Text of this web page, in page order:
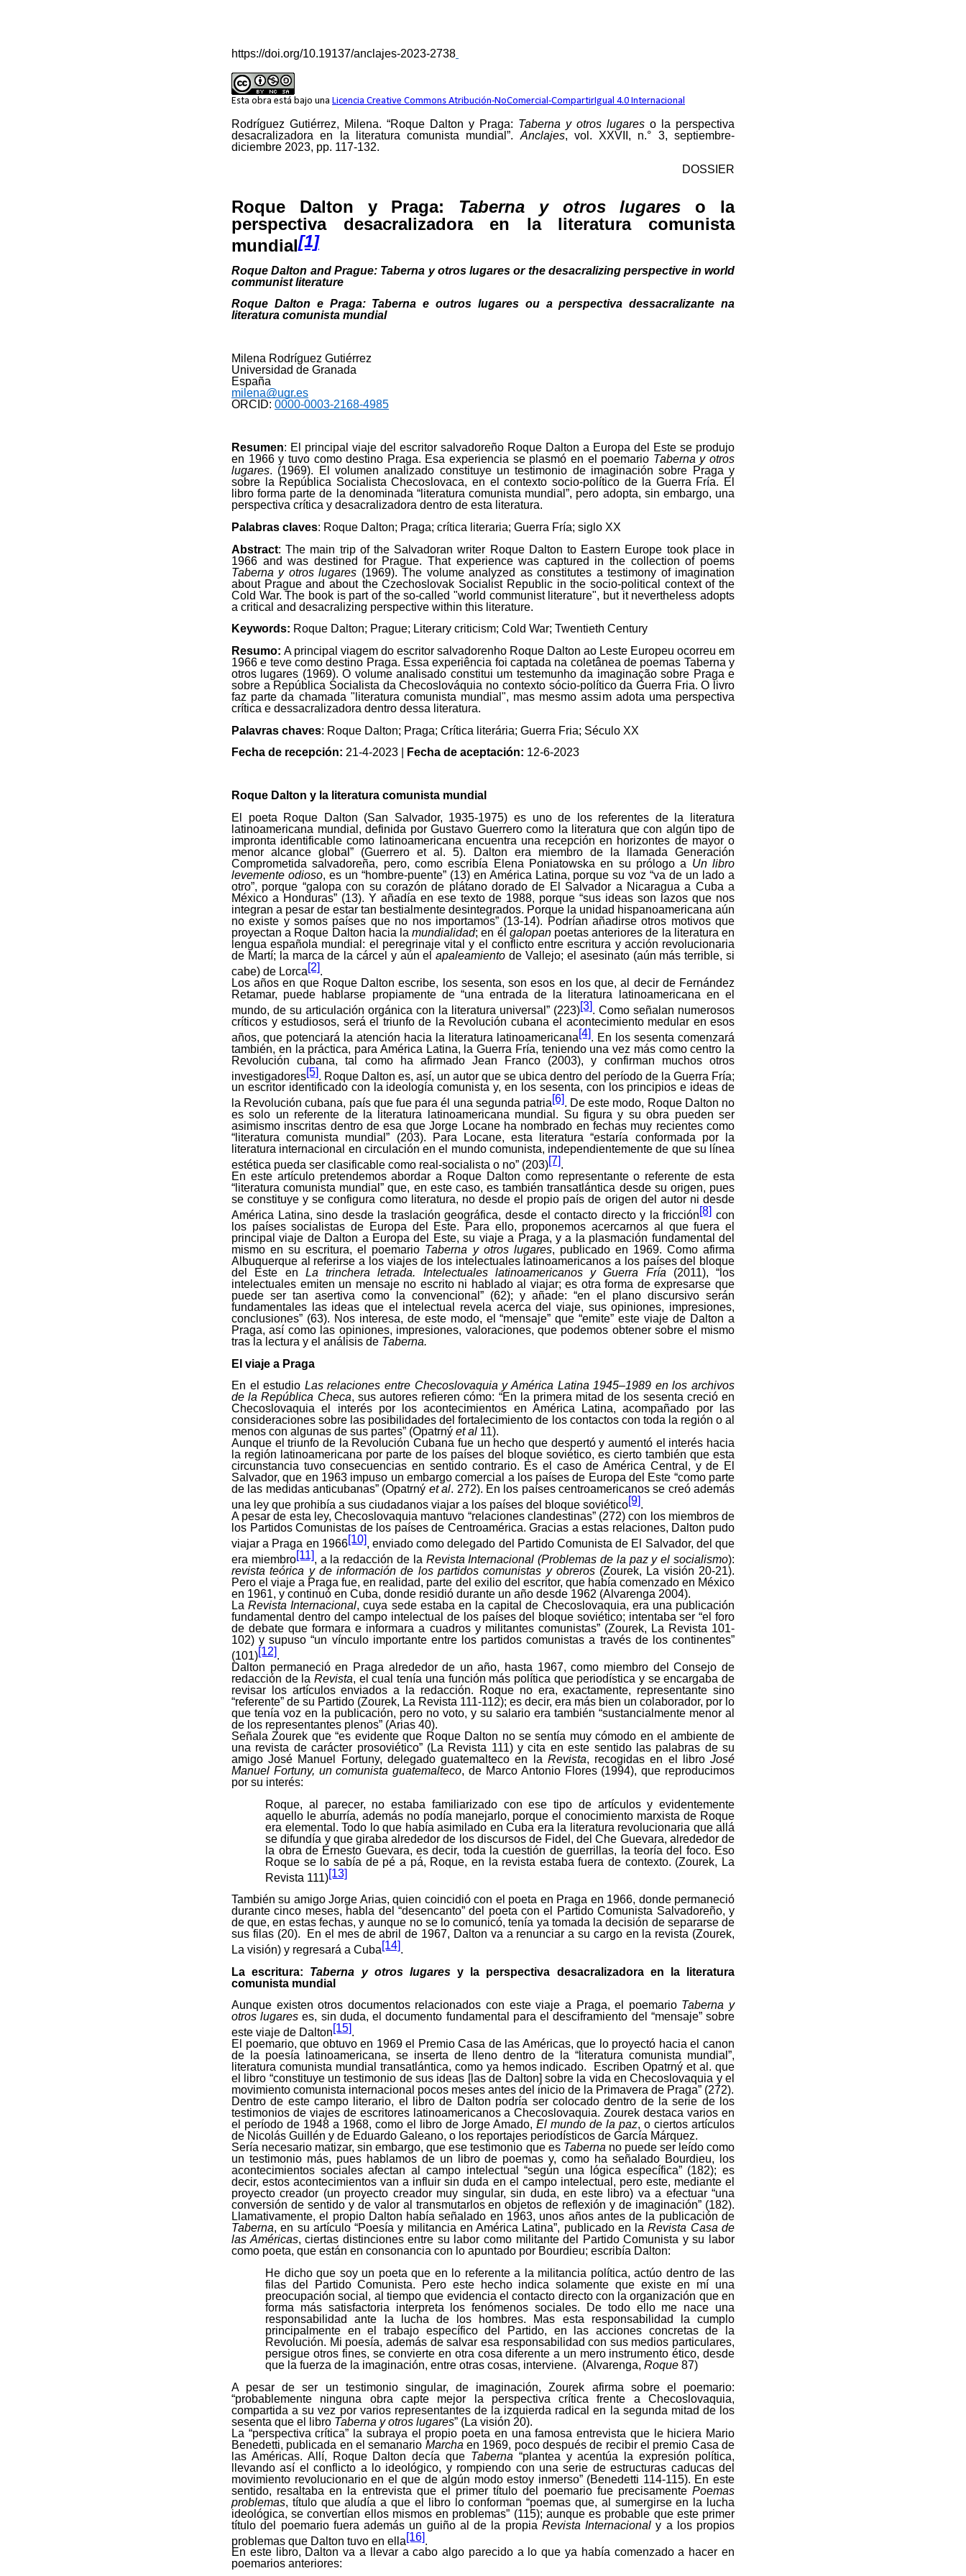
https://doi.org/10.19137/anclajes-2023-2738
Esta obra está bajo una Licencia Creative Commons Atribución-NoComercial-CompartirIgual 4.0 Internacional
Rodríguez Gutiérrez, Milena. “Roque Dalton y Praga: Taberna y otros lugares o la perspectiva
desacralizadora en la literatura comunista mundial”. Anclajes, vol. XXVII, n.° 3, septiembre-
diciembre 2023, pp. 117-132.
DOSSIER
Roque Dalton y Praga: Taberna y otros lugares o la
perspectiva desacralizadora en la literatura comunista
mundial[1]
Roque Dalton and Prague: Taberna y otros lugares or the desacralizing perspective in world
communist literature
Roque Dalton e Praga: Taberna e outros lugares ou a perspectiva dessacralizante na
literatura comunista mundial
Milena Rodríguez Gutiérrez
Universidad de Granada
España
milena@ugr.es
ORCID: 0000-0003-2168-4985
Resumen: El principal viaje del escritor salvadoreño Roque Dalton a Europa del Este se produjo
en 1966 y tuvo como destino Praga. Esa experiencia se plasmó en el poemario Taberna y otros
lugares. (1969). El volumen analizado constituye un testimonio de imaginación sobre Praga y
sobre la República Socialista Checoslovaca, en el contexto socio-político de la Guerra Fría. El
libro forma parte de la denominada “literatura comunista mundial”, pero adopta, sin embargo, una
perspectiva crítica y desacralizadora dentro de esta literatura.
Palabras claves: Roque Dalton; Praga; crítica literaria; Guerra Fría; siglo XX
Abstract: The main trip of the Salvadoran writer Roque Dalton to Eastern Europe took place in
1966 and was destined for Prague. That experience was captured in the collection of poems
Taberna y otros lugares (1969). The volume analyzed as constitutes a testimony of imagination
about Prague and about the Czechoslovak Socialist Republic in the socio-political context of the
Cold War. The book is part of the so-called "world communist literature", but it nevertheless adopts
a critical and desacralizing perspective within this literature.
Keywords: Roque Dalton; Prague; Literary criticism; Cold War; Twentieth Century
Resumo: A principal viagem do escritor salvadorenho Roque Dalton ao Leste Europeu ocorreu em
1966 e teve como destino Praga. Essa experiência foi captada na coletânea de poemas Taberna y
otros lugares (1969). O volume analisado constitui um testemunho da imaginação sobre Praga e
sobre a República Socialista da Checoslováquia no contexto sócio-político da Guerra Fria. O livro
faz parte da chamada "literatura comunista mundial", mas mesmo assim adota uma perspectiva
crítica e dessacralizadora dentro dessa literatura.
Palavras chaves: Roque Dalton; Praga; Crítica literária; Guerra Fria; Século XX
Fecha de recepción: 21-4-2023 | Fecha de aceptación: 12-6-2023
Roque Dalton y la literatura comunista mundial
El poeta Roque Dalton (San Salvador, 1935-1975) es uno de los referentes de la literatura
latinoamericana mundial, definida por Gustavo Guerrero como la literatura que con algún tipo de
impronta identificable como latinoamericana encuentra una recepción en horizontes de mayor o
menor alcance global” (Guerrero et al. 5). Dalton era miembro de la llamada Generación
Comprometida salvadoreña, pero, como escribía Elena Poniatowska en su prólogo a Un libro
levemente odioso, es un “hombre-puente” (13) en América Latina, porque su voz “va de un lado a
otro”, porque “galopa con su corazón de plátano dorado de El Salvador a Nicaragua a Cuba a
México a Honduras” (13). Y añadía en ese texto de 1988, porque “sus ideas son lazos que nos
integran a pesar de estar tan bestialmente desintegrados. Porque la unidad hispanoamericana aún
no existe y somos países que no nos importamos” (13-14). Podrían añadirse otros motivos que
proyectan a Roque Dalton hacia lamundialidad; en él galopanpoetas anteriores de la literatura en
lengua española mundial: el peregrinaje vital y el conflicto entre escritura y acción revolucionaria
de Martí; la marca de la cárcel y aún elapaleamiento de Vallejo; el asesinato (aún más terrible, si
cabe) de Lorca[2].
Los años en que Roque Dalton escribe, los sesenta, son esos en los que, al decir de Fernández
Retamar, puede hablarse propiamente de “una entrada de la literatura latinoamericana en el
mundo, de su articulación orgánica con la literatura universal” (223)[3]. Como señalan numerosos
críticos y estudiosos, será el triunfo de la Revolución cubana el acontecimiento medular en esos
años, que potenciará la atención hacia la literatura latinoamericana[4]. En los sesenta comenzará
también, en la práctica, para América Latina, la Guerra Fría, teniendo una vez más como centro la
Revolución cubana, tal como ha afirmado Jean Franco (2003), y confirman muchos otros
investigadores[5]. Roque Dalton es, así, un autor que se ubica dentro del período de la Guerra Fría;
un escritor identificado con la ideología comunista y, en los sesenta, con los principios e ideas de
la Revolución cubana, país que fue para él una segunda patria[6]. De este modo, Roque Dalton no
es solo un referente de la literatura latinoamericana mundial. Su figura y su obra pueden ser
asimismo inscritas dentro de esa que Jorge Locane ha nombrado en fechas muy recientes como
“literatura comunista mundial” (203). Para Locane, esta literatura “estaría conformada por la
literatura internacional en circulación en el mundo comunista, independientemente de que su línea
estética pueda ser clasificable como real-socialista o no” (203)[7].
En este artículo pretendemos abordar a Roque Dalton como representante o referente de esta
“literatura comunista mundial” que, en este caso, es también transatlántica desde su origen, pues
se constituye y se configura como literatura, no desde el propio país de origen del autor ni desde
América Latina, sino desde la traslación geográfica, desde el contacto directo y la fricción[8] con
los países socialistas de Europa del Este. Para ello, proponemos acercarnos al que fuera el
principal viaje de Dalton a Europa del Este, su viaje a Praga, y a la plasmación fundamental del
mismo en su escritura, el poemario Taberna y otros lugares, publicado en 1969. Como afirma
Albuquerque al referirse a los viajes de los intelectuales latinoamericanos a los países del bloque
del Este en La trinchera letrada. Intelectuales latinoamericanos y Guerra Fría (2011), “los
intelectuales emiten un mensaje no escrito ni hablado al viajar; es otra forma de expresarse que
puede ser tan asertiva como la convencional” (62); y añade: “en el plano discursivo serán
fundamentales las ideas que el intelectual revela acerca del viaje, sus opiniones, impresiones,
conclusiones” (63). Nos interesa, de este modo, el “mensaje” que “emite” este viaje de Dalton a
Praga, así como las opiniones, impresiones, valoraciones, que podemos obtener sobre el mismo
tras la lectura y el análisis de Taberna.
El viaje a Praga
En el estudio Las relaciones entre Checoslovaquia y América Latina 1945–1989 en los archivos
de la República Checa, sus autores refieren cómo: “En la primera mitad de los sesenta creció en
Checoslovaquia el interés por los acontecimientos en América Latina, acompañado por las
consideraciones sobre las posibilidades del fortalecimiento de los contactos con toda la región o al
menos con algunas de sus partes” (Opatrný et al 11).
Aunque el triunfo de la Revolución Cubana fue un hecho que despertó y aumentó el interés hacia
la región latinoamericana por parte de los países del bloque soviético, es cierto también que esta
circunstancia tuvo consecuencias en sentido contrario. Es el caso de América Central, y de El
Salvador, que en 1963 impuso un embargo comercial a los países de Europa del Este “como parte
de las medidas anticubanas” (Opatrný et al. 272). En los países centroamericanos se creó además
una ley que prohibía a sus ciudadanos viajar a los países del bloque soviético[9].
A pesar de esta ley, Checoslovaquia mantuvo “relaciones clandestinas” (272) con los miembros de
los Partidos Comunistas de los países de Centroamérica. Gracias a estas relaciones, Dalton pudo
viajar a Praga en 1966[10], enviado como delegado del Partido Comunista de El Salvador, del que
era miembro[11], a la redacción de la Revista Internacional (Problemas de la paz y el socialismo):
revista teórica y de información de los partidos comunistas y obreros(Zourek, La visión 20-21).
Pero el viaje a Praga fue, en realidad, parte del exilio del escritor, que había comenzado en México
en 1961, y continuó en Cuba, donde residió durante un año desde 1962 (Alvarenga 2004).
LaRevista Internacional, cuya sede estaba en la capital de Checoslovaquia, era una publicación
fundamental dentro del campo intelectual de los países del bloque soviético; intentaba ser “el foro
de debate que formara e informara a cuadros y militantes comunistas” (Zourek, La Revista 101-
102) y supuso “un vínculo importante entre los partidos comunistas a través de los continentes”
(101)[12].
Dalton permaneció en Praga alrededor de un año, hasta 1967, como miembro del Consejo de
redacción de laRevista, el cual tenía una función más política que periodística y se encargaba de
revisar los artículos enviados a la redacción. Roque no era, exactamente, representante sino
“referente” de su Partido (Zourek, La Revista 111-112); es decir, era más bien un colaborador, por lo
que tenía voz en la publicación, pero no voto, y su salario era también “sustancialmente menor al
de los representantes plenos” (Arias 40).
Señala Zourek que “es evidente que Roque Dalton no se sentía muy cómodo en el ambiente de
una revista de carácter prosoviético” (La Revista 111) y cita en este sentido las palabras de su
amigo José Manuel Fortuny, delegado guatemalteco en la Revista, recogidas en el libroJosé
Manuel Fortuny, un comunista guatemalteco, de Marco Antonio Flores (1994), que reproducimos
por su interés:
Roque, al parecer, no estaba familiarizado con ese tipo de artículos y evidentemente
aquello le aburría, además no podía manejarlo, porque el conocimiento marxista de Roque
era elemental. Todo lo que había asimilado en Cuba era la literatura revolucionaria que allá
se difundía y que giraba alrededor de los discursos de Fidel, del Che Guevara, alrededor de
la obra de Ernesto Guevara, es decir, toda la cuestión de guerrillas, la teoría del foco. Eso
Roque se lo sabía de pé a pá, Roque, en la revista estaba fuera de contexto. (Zourek, La
Revista 111)[13]
También su amigo Jorge Arias, quien coincidió con el poeta en Praga en 1966, donde permaneció
durante cinco meses, habla del “desencanto” del poeta con el Partido Comunista Salvadoreño, y
de que, en estas fechas, y aunque no se lo comunicó, tenía ya tomada la decisión de separarse de
sus filas (20). En el mes de abril de 1967, Dalton va a renunciar a su cargo en la revista (Zourek,
La visión) y regresará a Cuba[14].
La escritura: Taberna y otros lugaresy la perspectiva desacralizadora en la
literatura
comunista mundial
Aunque existen otros documentos relacionados con este viaje a Praga, el poemario Taberna y
otros lugares es, sin duda, el documento fundamental para el desciframiento del “mensaje” sobre
este viaje de Dalton[15].
El poemario, que obtuvo en 1969 el Premio Casa de las Américas, que lo proyectó hacia el canon
de la poesía latinoamericana, se inserta de lleno dentro de la “literatura comunista mundial”,
literatura comunista mundial transatlántica, como ya hemos indicado. Escriben Opatrný et al. que
el libro “constituye un testimonio de sus ideas [las de Dalton] sobre la vida en Checoslovaquia y el
movimiento comunista internacional pocos meses antes del inicio de la Primavera de Praga” (272).
Dentro de este campo literario, el libro de Dalton podría ser colocado dentro de la serie de los
testimonios de viajes de escritores latinoamericanos a Checoslovaquia. Zourek destaca varios en
el período de 1948 a 1968, como el libro de Jorge Amado,El mundo de la paz, o ciertos artículos
de Nicolás Guillén y de Eduardo Galeano, o los reportajes periodísticos de García Márquez.
Sería necesario matizar, sin embargo, que ese testimonio que es Taberna no puede ser leído como
un testimonio más, pues hablamos de un libro de poemas y, como ha señalado Bourdieu, los
acontecimientos sociales afectan al campo intelectual “según una lógica específica” (182); es
decir, estos acontecimientos van a influir sin duda en el campo intelectual, pero este, mediante el
proyecto creador (un proyecto creador muy singular, sin duda, en este libro) va a efectuar “una
conversión de sentido y de valor al transmutarlos en objetos de reflexión y de imaginación” (182).
Llamativamente, el propio Dalton había señalado en 1963, unos años antes de la publicación de
Taberna, en su artículo “Poesía y militancia en América Latina”, publicado en laRevista Casa de
las Américas, ciertas distinciones entre su labor como militante del Partido Comunista y su labor
como poeta, que están en consonancia con lo apuntado por Bourdieu; escribía Dalton:
He dicho que soy un poeta que en lo referente a la militancia política, actúo dentro de las
filas del Partido Comunista. Pero este hecho indica solamente que existe en mí una
preocupación social, al tiempo que evidencia el contacto directo con la organización que en
forma más satisfactoria interpreta los fenómenos sociales. De todo ello me nace una
responsabilidad ante la lucha de los hombres. Mas esta responsabilidad la cumplo
principalmente en el trabajo específico del Partido, en las acciones concretas de la
Revolución. Mi poesía, además de salvar esa responsabilidad con sus medios particulares,
persigue otros fines, se convierte en otra cosa diferente a un mero instrumento ético, desde
que la fuerza de la imaginación, entre otras cosas, interviene. (Alvarenga,Roque 87)
A pesar de ser un testimonio singular, de imaginación, Zourek afirma sobre el poemario:
“probablemente ninguna obra capte mejor la perspectiva crítica frente a Checoslovaquia,
compartida a su vez por varios representantes de la izquierda radical en la segunda mitad de los
sesenta que el libro Taberna y otros lugares” (La visión 20).
La “perspectiva crítica” la subraya el propio poeta en una famosa entrevista que le hiciera Mario
Benedetti, publicada en el semanario Marcha en 1969, poco después de recibir el premio Casa de
las Américas. Allí, Roque Dalton decía que Taberna “plantea y acentúa la expresión política,
llevando así el conflicto a lo ideológico, y rompiendo con una serie de estructuras caducas del
movimiento revolucionario en el que de algún modo estoy inmerso” (Benedetti 114-115). En este
sentido, resaltaba en la entrevista que el primer título del poemario fue precisamente Poemas
problemas, título que aludía a que el libro lo conforman “poemas que, al sumergirse en la lucha
ideológica, se convertían ellos mismos en problemas” (115); aunque es probable que este primer
título del poemario fuera además un guiño al de la propia Revista Internacional y a los propios
problemas que Dalton tuvo en ella[16].
En este libro, Dalton va a llevar a cabo algo parecido a lo que ya había comenzado a hacer en
poemarios anteriores: